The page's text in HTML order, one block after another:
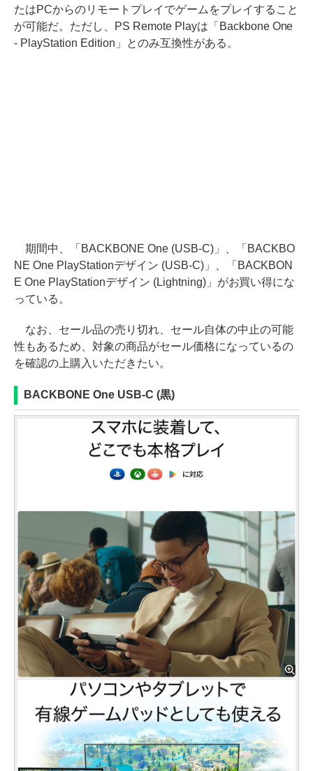
たはPCからのリモートプレイでゲームをプレイすること
が可能だ。ただし、PS Remote Playは「Backbone One
- PlayStation Edition」とのみ互換性がある。
期間中、「BACKBONE One (USB-C)」、「BACKBO
NE One PlayStationデザイン (USB-C)」、「BACKBON
E One PlayStationデザイン (Lightning)」がお買い得にな
っている。
なお、セール品の売り切れ、セール自体の中止の可能
性もあるため、対象の商品がセール価格になっているの
を確認の上購入いただきたい。
BACKBONE One USB-C (黒)